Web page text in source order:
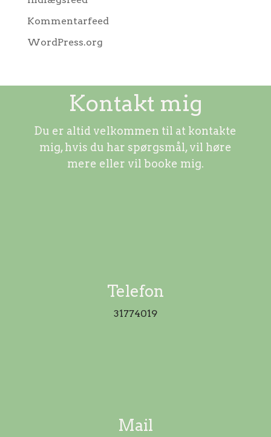
Kommentarfeed
WordPress.org
Kontakt mig
Du er altid velkommen til at kontakte
mig, hvis du har spørgsmål, vil høre
mere eller vil booke mig.
Telefon
31774019
Mail